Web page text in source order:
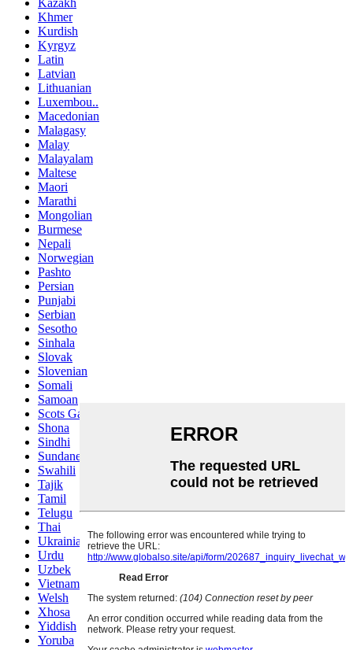
Kazakh
Khmer
Kurdish
Kyrgyz
Latin
Latvian
Lithuanian
Luxembou..
Macedonian
Malagasy
Malay
Malayalam
Maltese
Maori
Marathi
Mongolian
Burmese
Nepali
Norwegian
Pashto
Persian
Punjabi
Serbian
Sesotho
Sinhala
Slovak
Slovenian
Somali
Samoan
Scots Gaelic
Shona
Sindhi
Sundanese
Swahili
Tajik
Tamil
Telugu
Thai
Ukrainian
Urdu
Uzbek
Vietnamese
Welsh
Xhosa
Yiddish
Yoruba